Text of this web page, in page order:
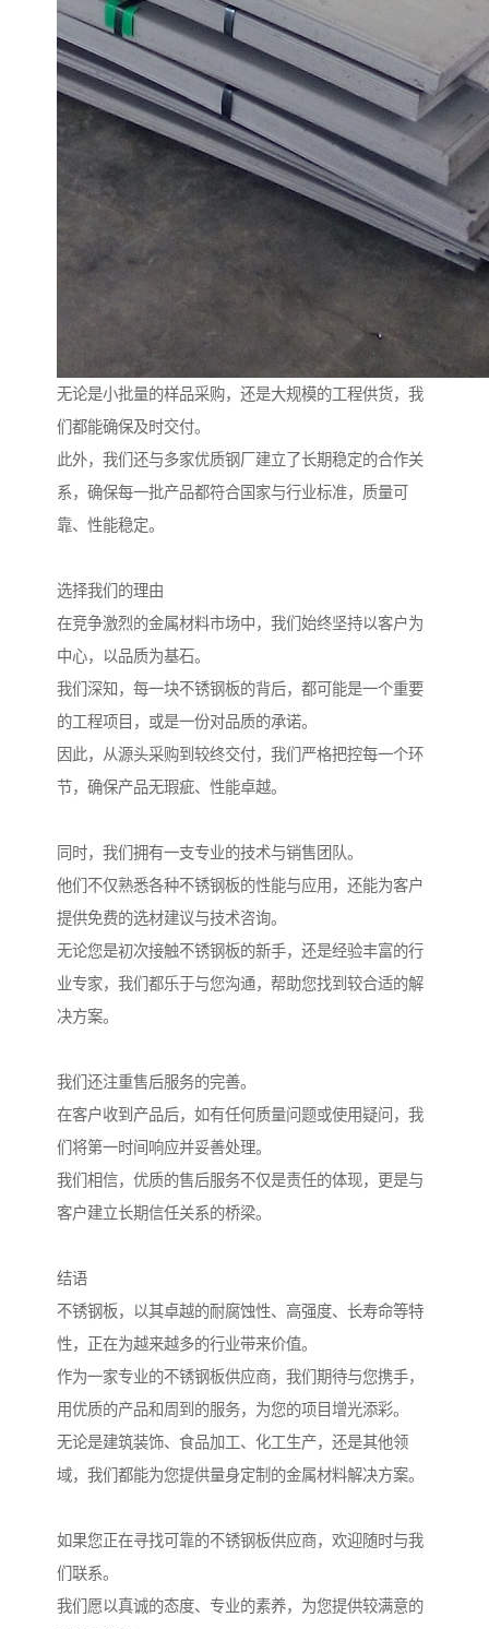
无论是小批量的样品采购，还是大规模的工程供货，我
们都能确保及时交付。
此外，我们还与多家优质钢厂建立了长期稳定的合作关
系，确保每一批产品都符合国家与行业标准，质量可
靠、性能稳定。
选择我们的理由
在竞争激烈的金属材料市场中，我们始终坚持以客户为
中心，以品质为基石。
我们深知，每一块不锈钢板的背后，都可能是一个重要
的工程项目，或是一份对品质的承诺。
因此，从源头采购到较终交付，我们严格把控每一个环
节，确保产品无瑕疵、性能卓越。
同时，我们拥有一支专业的技术与销售团队。
他们不仅熟悉各种不锈钢板的性能与应用，还能为客户
提供免费的选材建议与技术咨询。
无论您是初次接触不锈钢板的新手，还是经验丰富的行
业专家，我们都乐于与您沟通，帮助您找到较合适的解
决方案。
我们还注重售后服务的完善。
在客户收到产品后，如有任何质量问题或使用疑问，我
们将第一时间响应并妥善处理。
我们相信，优质的售后服务不仅是责任的体现，更是与
客户建立长期信任关系的桥梁。
结语
不锈钢板，以其卓越的耐腐蚀性、高强度、长寿命等特
性，正在为越来越多的行业带来价值。
作为一家专业的不锈钢板供应商，我们期待与您携手，
用优质的产品和周到的服务，为您的项目增光添彩。
无论是建筑装饰、食品加工、化工生产，还是其他领
域，我们都能为您提供量身定制的金属材料解决方案。
如果您正在寻找可靠的不锈钢板供应商，欢迎随时与我
们联系。
我们愿以真诚的态度、专业的素养，为您提供较满意的